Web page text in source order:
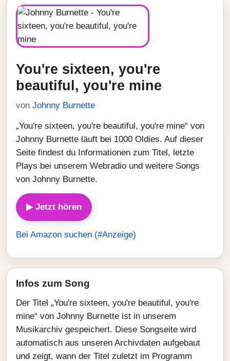
You're sixteen, you're
beautiful, you're mine
von Johnny Burnette
„You're sixteen, you're beautiful, you're mine“ von
Johnny Burnette läuft bei 1000 Oldies. Auf dieser
Seite findest du Informationen zum Titel, letzte
Plays bei unserem Webradio und weitere Songs
von Johnny Burnette.
▶ Jetzt hören
Bei Amazon suchen (#Anzeige)
Infos zum Song
Der Titel „You're sixteen, you're beautiful, you're
mine“ von Johnny Burnette ist in unserem
Musikarchiv gespeichert. Diese Songseite wird
automatisch aus unseren Archivdaten aufgebaut
und zeigt, wann der Titel zuletzt im Programm